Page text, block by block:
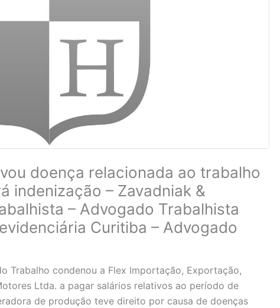
doença relacionada ao trabalho
indenização – Zavadniak &
– Advogado Trabalhista
Curitiba – Advogado
Trabalho condenou a Flex Importação, Exportação,
Ltda. a pagar salários relativos ao período de
de produção teve direito por causa de doenças